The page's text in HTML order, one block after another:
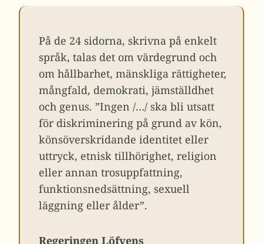
På de 24 sidorna, skrivna på enkelt
språk, talas det om värdegrund och
om hållbarhet, mänskliga rättigheter,
mångfald, demokrati, jämställdhet
och genus. ”Ingen /…/ ska bli utsatt
för diskriminering på grund av kön,
könsöverskridande identitet eller
uttryck, etnisk tillhörighet, religion
eller annan trosuppfattning,
funktionsnedsättning, sexuell
läggning eller ålder”.
Regeringen Löfvens